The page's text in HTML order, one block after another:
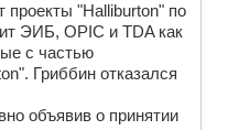
проекты "Halliburton" по
ЭИБ, OPIC и TDA как
с частью
Гриббин отказался
объявив о принятии